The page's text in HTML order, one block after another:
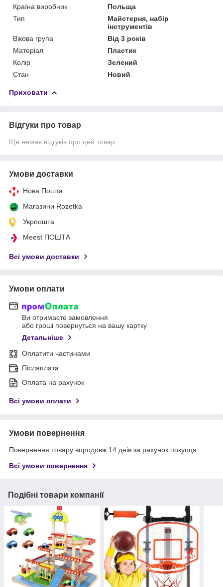
Країна виробник
Польща
Тип
Майстерня, набір
інструментів
Вікова група
Від 3 років
Матеріал
Пластик
Колір
Зелений
Стан
Новий
Приховати
Відгуки про товар
Ще немає відгуків про цей товар
Умови доставки
Нова Пошта
Магазини Rozetka
Укрпошта
Meest ПОШТА
Всі умови доставки
Умови оплати
Ви отримаєте замовлення
або гроші повернуться на вашу картку
Детальніше
Оплатити частинами
Післяплата
Оплата на рахунок
Всі умови оплати
Умови повернення
Повернення товару впродовж 14 днів за рахунок покупця
Всі умови повернення
Подібні товари компанії